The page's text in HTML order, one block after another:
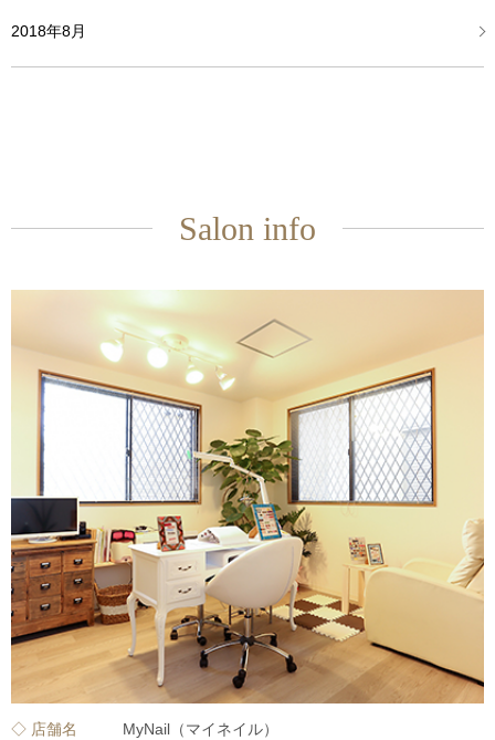
2018年8月
Salon info
◇ 店舗名 MyNail（マイネイル）